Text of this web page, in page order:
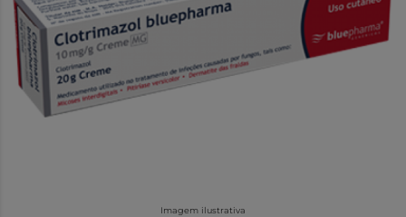
Imagem ilustrativa